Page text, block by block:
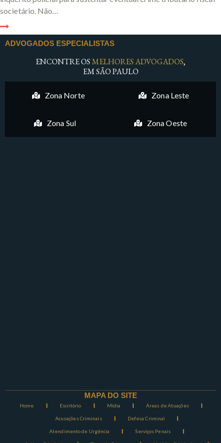
societário. Não…
ADVOGADOS ESPECIALISTAS
ENCONTRE OSMELHORES ADVOGADOS,
EM SÃO PAULO
Zona Norte Zona Leste
Zona Sul Zona Oeste
MAPA DO SITE
Home Escritório Mídia Áreas de Atuações
Acusações Criminais Defesa Criminal
Atendimento de Urgência Serviços Penais